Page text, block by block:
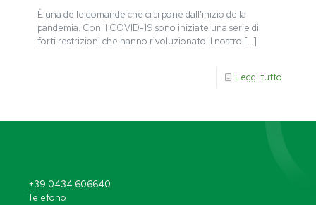
È una delle domande che ci si pone dall’inizio della
pandemia. Con il COVID-19 sono iniziate una serie di
forti restrizioni che hanno rivoluzionato il nostro […]
Leggi tutto
+39 0434 606640
Telefono